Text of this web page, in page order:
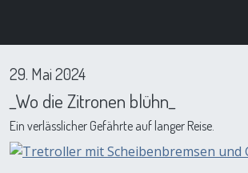
29. Mai 2024
_Wo die Zitronen blühn_
Ein verlässlicher Gefährte auf langer Reise.